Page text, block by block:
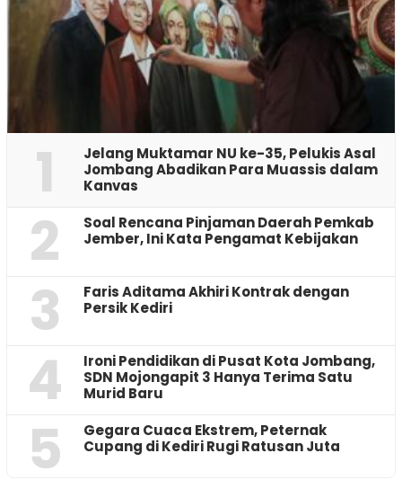
1
Jelang Muktamar NU ke-35, Pelukis Asal
Jombang Abadikan Para Muassis dalam
Kanvas
2
‎Soal Rencana Pinjaman Daerah Pemkab
Jember, Ini Kata Pengamat Kebijakan ‎
3
Faris Aditama Akhiri Kontrak dengan
Persik Kediri
4
Ironi Pendidikan di Pusat Kota Jombang,
SDN Mojongapit 3 Hanya Terima Satu
Murid Baru
5
‎Gegara Cuaca Ekstrem, Peternak
Cupang di Kediri Rugi Ratusan Juta